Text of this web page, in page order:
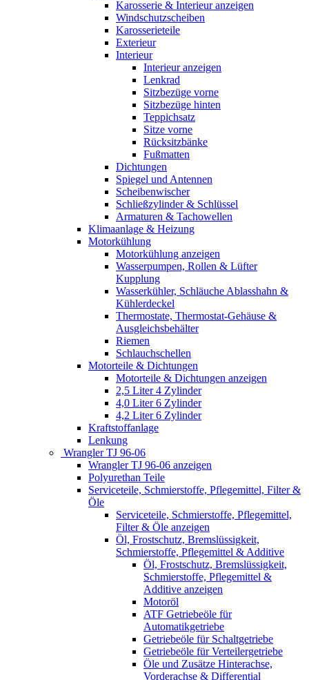
Karosserie & Interieur anzeigen
Windschutzscheiben
Karosserieteile
Exterieur
Interieur
Interieur anzeigen
Lenkrad
Sitzbezüge vorne
Sitzbezüge hinten
Teppichsatz
Sitze vorne
Rücksitzbänke
Fußmatten
Dichtungen
Spiegel und Antennen
Scheibenwischer
Schließzylinder & Schlüssel
Armaturen & Tachowellen
Klimaanlage & Heizung
Motorkühlung
Motorkühlung anzeigen
Wasserpumpen, Rollen & Lüfter
Kupplung
Wasserkühler, Schläuche Ablasshahn &
Kühlerdeckel
Thermostate, Thermostat-Gehäuse &
Ausgleichsbehälter
Riemen
Schlauchschellen
Motorteile & Dichtungen
Motorteile & Dichtungen anzeigen
2,5 Liter 4 Zylinder
4,0 Liter 6 Zylinder
4,2 Liter 6 Zylinder
Kraftstoffanlage
Lenkung
Wrangler TJ 96-06
Wrangler TJ 96-06 anzeigen
Polyurethan Teile
Serviceteile, Schmierstoffe, Pflegemittel, Filter &
Öle
Serviceteile, Schmierstoffe, Pflegemittel,
Filter & Öle anzeigen
Öl, Frostschutz, Bremslüssigkeit,
Schmierstoffe, Pflegemittel & Additive
Öl, Frostschutz, Bremslüssigkeit,
Schmierstoffe, Pflegemittel &
Additive anzeigen
Motoröl
ATF Getriebeöle für
Automatikgetriebe
Getriebeöle für Schaltgetriebe
Getriebeöle für Verteilergetriebe
Öle und Zusätze Hinterachse,
Vorderachse & Differential